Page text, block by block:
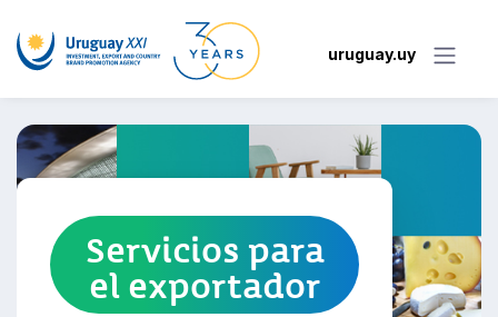
uruguay.uy
Servicios para
el exportador